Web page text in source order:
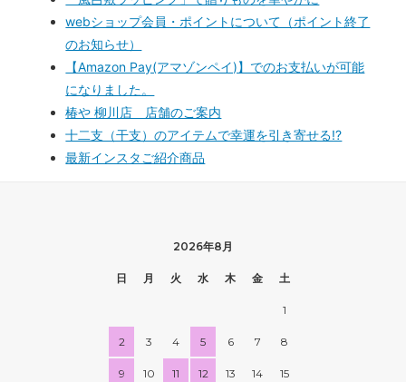
webショップ会員・ポイントについて（ポイント終了
のお知らせ）
【Amazon Pay(アマゾンペイ)】でのお支払いが可能
になりました。
椿や 柳川店 店舗のご案内
十二支（干支）のアイテムで幸運を引き寄せる!?
最新インスタご紹介商品
2026年8月
日 月 火 水 木 金 土
1
2 3 4 5 6 7 8
9 10 11 12 13 14 15